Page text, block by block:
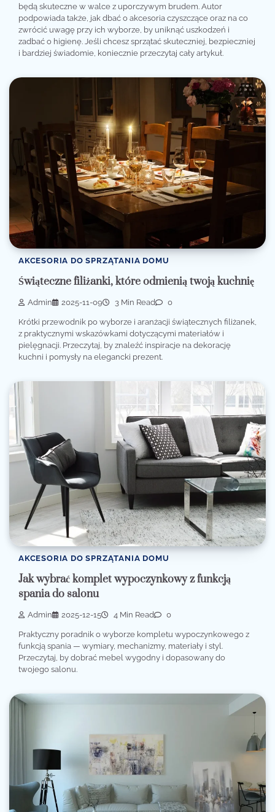
będą skuteczne w walce z uporczywym brudem. Autor
podpowiada także, jak dbać o akcesoria czyszczące oraz na co
zwrócić uwagę przy ich wyborze, by uniknąć uszkodzeń i
zadbać o higienę. Jeśli chcesz sprzątać skuteczniej, bezpieczniej
i bardziej świadomie, koniecznie przeczytaj cały artykuł.
AKCESORIA DO SPRZĄTANIA DOMU
Świąteczne filiżanki, które odmienią twoją kuchnię
Admin 2025-11-09 3 Min Read 0
Krótki przewodnik po wyborze i aranżacji świątecznych filiżanek,
z praktycznymi wskazówkami dotyczącymi materiałów i
pielęgnacji. Przeczytaj, by znaleźć inspiracje na dekorację
kuchni i pomysły na elegancki prezent.
AKCESORIA DO SPRZĄTANIA DOMU
Jak wybrać komplet wypoczynkowy z funkcją
spania do salonu
Admin 2025-12-15 4 Min Read 0
Praktyczny poradnik o wyborze kompletu wypoczynkowego z
funkcją spania — wymiary, mechanizmy, materiały i styl.
Przeczytaj, by dobrać mebel wygodny i dopasowany do
twojego salonu.